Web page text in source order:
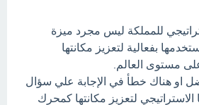
للمملكة ليس مجرد ميزة
بفعالية لتعزيز مكانتها
على مستوى العالم.
او هناك خطأ في الإجابة علي سؤال
لتعزيز مكانتها كمحرك